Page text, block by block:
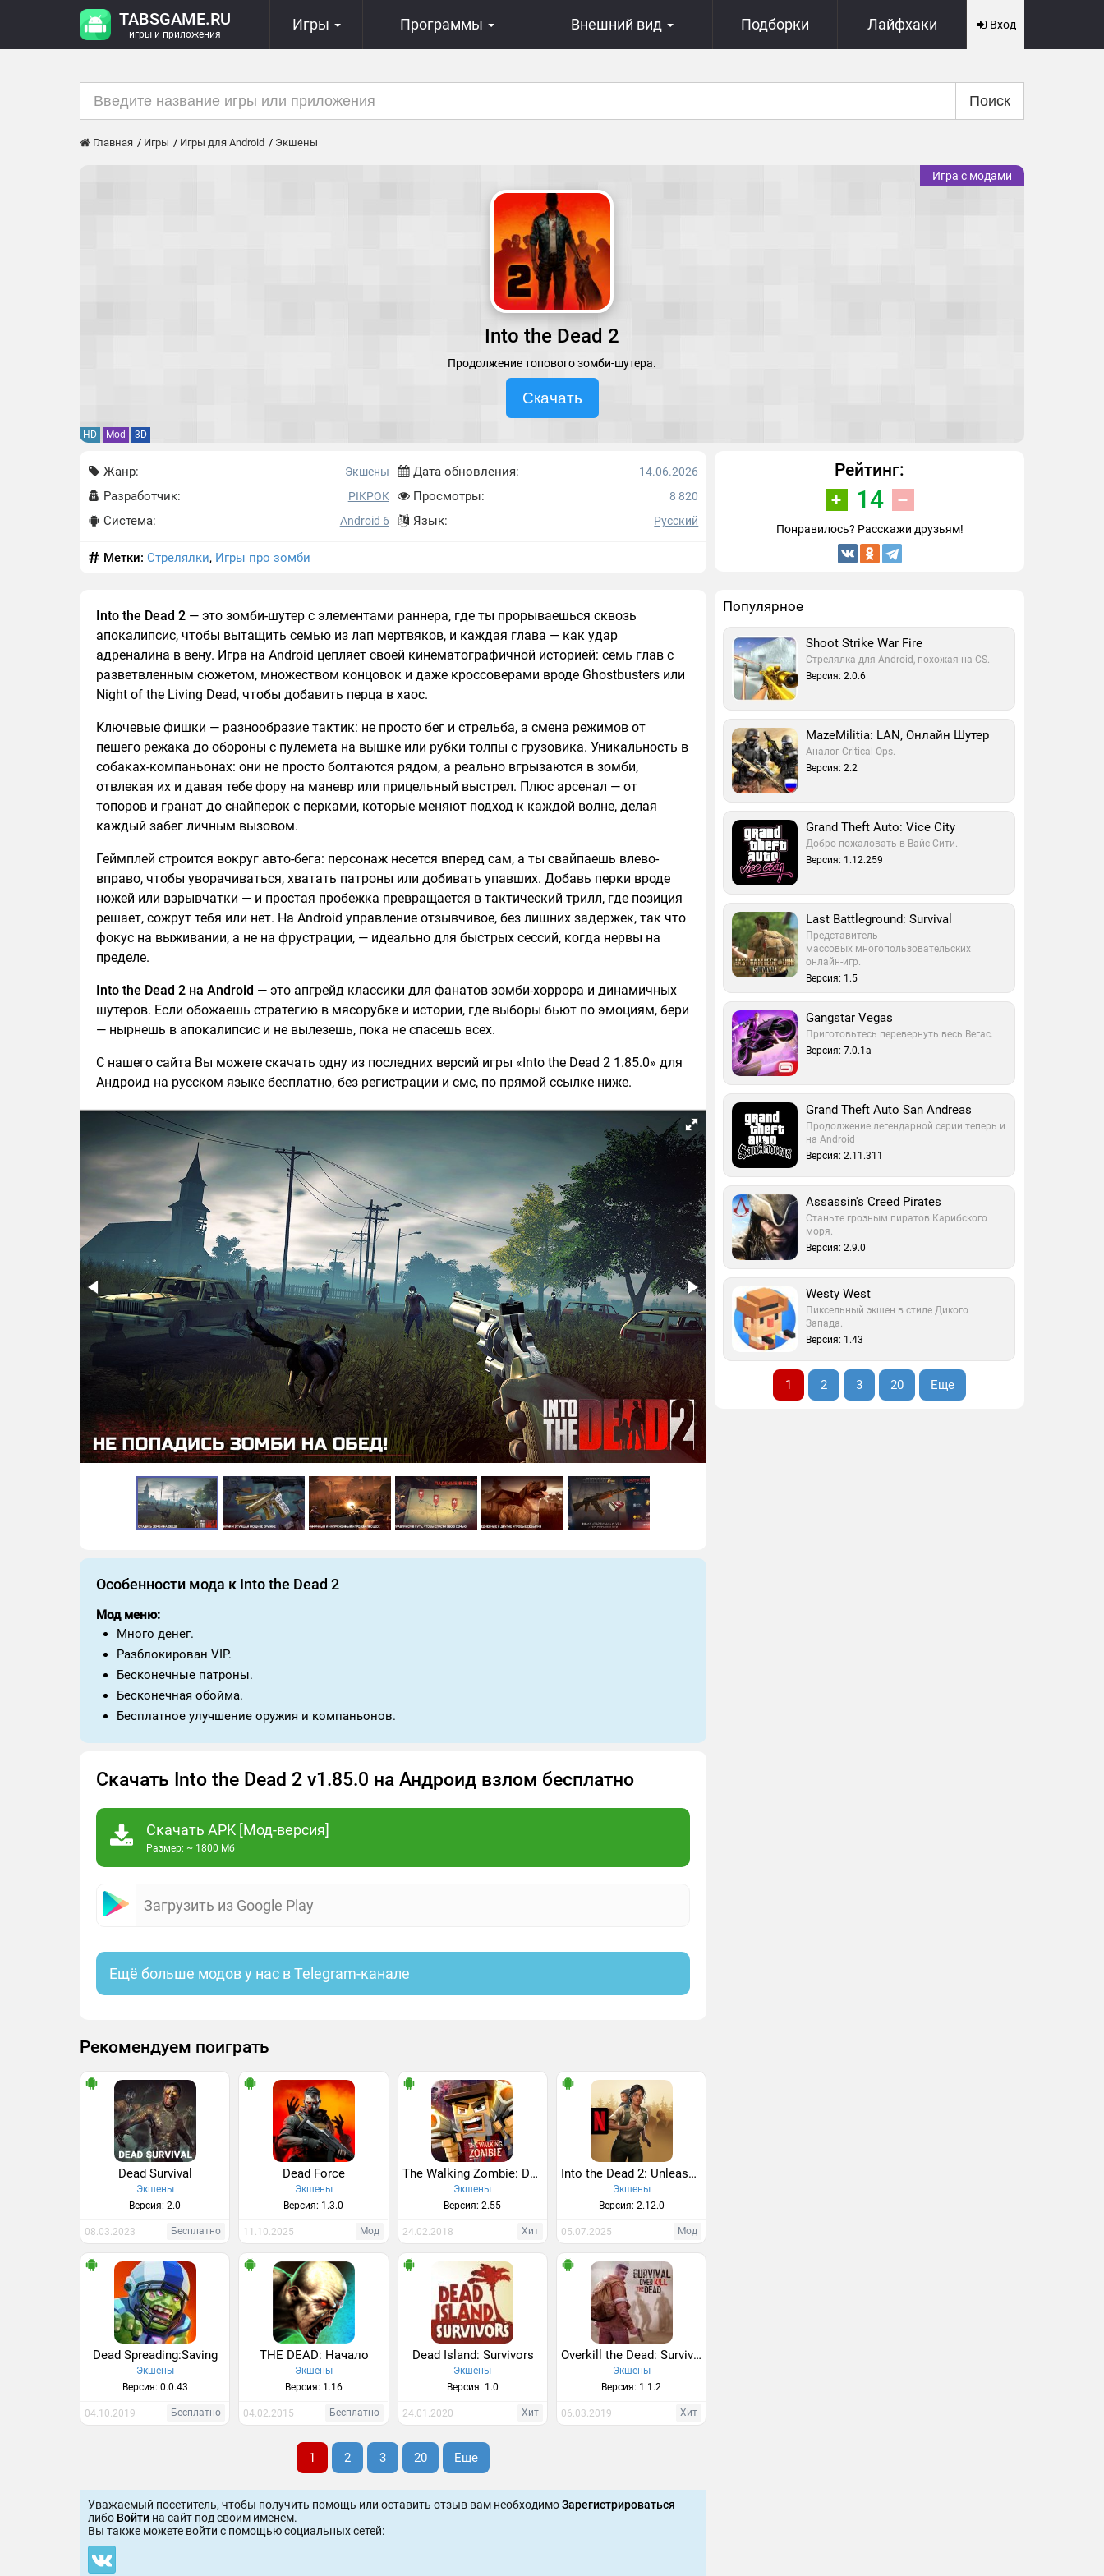
TABSGAME.RU
игры и приложения
Игры Программы Внешний вид Подборки Лайфхаки Вход
Поиск
Главная Игры Игры для Android Экшены
Игра с модами
Into the Dead 2
Продолжение топового зомби-шутера.
Скачать
HD Mod 3D
Жанр: Экшены
Разработчик: PIKPOK
Система: Android 6
Дата обновления: 14.06.2026
Просмотры: 8 820
Язык: Русский
Метки: Стрелялки, Игры про зомби
Рейтинг:
14
Понравилось? Расскажи друзьям!
Into the Dead 2 — это зомби-шутер с элементами раннера, где ты прорываешься сквозь
апокалипсис, чтобы вытащить семью из лап мертвяков, и каждая глава — как удар
адреналина в вену. Игра на Android цепляет своей кинематографичной историей: семь глав с
разветвленным сюжетом, множеством концовок и даже кроссоверами вроде Ghostbusters или
Night of the Living Dead, чтобы добавить перца в хаос.
Ключевые фишки — разнообразие тактик: не просто бег и стрельба, а смена режимов от
пешего режака до обороны с пулемета на вышке или рубки толпы с грузовика. Уникальность в
собаках-компаньонах: они не просто болтаются рядом, а реально вгрызаются в зомби,
отвлекая их и давая тебе фору на маневр или прицельный выстрел. Плюс арсенал — от
топоров и гранат до снайперок с перками, которые меняют подход к каждой волне, делая
каждый забег личным вызовом.
Геймплей строится вокруг авто-бега: персонаж несется вперед сам, а ты свайпаешь влево-
вправо, чтобы уворачиваться, хватать патроны или добивать упавших. Добавь перки вроде
ножей или взрывчатки — и простая пробежка превращается в тактический трилл, где позиция
решает, сожрут тебя или нет. На Android управление отзывчивое, без лишних задержек, так что
фокус на выживании, а не на фрустрации, — идеально для быстрых сессий, когда нервы на
пределе.
Into the Dead 2 на Android — это апгрейд классики для фанатов зомби-хоррора и динамичных
шутеров. Если обожаешь стратегию в мясорубке и истории, где выборы бьют по эмоциям, бери
— нырнешь в апокалипсис и не вылезешь, пока не спасешь всех.
С нашего сайта Вы можете скачать одну из последних версий игры «Into the Dead 2 1.85.0» для
Андроид на русском языке бесплатно, без регистрации и смс, по прямой ссылке ниже.
Особенности мода к Into the Dead 2
Мод меню:
Много денег.
Разблокирован VIP.
Бесконечные патроны.
Бесконечная обойма.
Бесплатное улучшение оружия и компаньонов.
Скачать Into the Dead 2 v1.85.0 на Андроид взлом бесплатно
Скачать APK [Мод-версия]
Размер: ~ 1800 Мб
Загрузить из Google Play
Ещё больше модов у нас в Telegram-канале
Рекомендуем поиграть
Dead Survival
Экшены
Версия: 2.0
08.03.2023 Бесплатно
Dead Force
Экшены
Версия: 1.3.0
11.10.2025 Мод
The Walking Zombie: Dead City
Экшены
Версия: 2.55
24.02.2018 Хит
Into the Dead 2: Unleashed
Экшены
Версия: 2.12.0
05.07.2025 Мод
Dead Spreading:Saving
Экшены
Версия: 0.0.43
04.10.2019 Бесплатно
THE DEAD: Начало
Экшены
Версия: 1.16
04.02.2015 Бесплатно
Dead Island: Survivors
Экшены
Версия: 1.0
24.01.2020 Хит
Overkill the Dead: Survival
Экшены
Версия: 1.1.2
06.03.2019 Хит
1 2 3 20 Еще
Уважаемый посетитель, чтобы получить помощь или оставить отзыв вам необходимоЗарегистрироваться
либо Войти на сайт под своим именем.
Вы также можете войти c помощью социальных сетей:
Популярное
Shoot Strike War Fire
Стрелялка для Android, похожая на CS.
Версия: 2.0.6
MazeMilitia: LAN, Онлайн Шутер
Аналог Critical Ops.
Версия: 2.2
Grand Theft Auto: Vice City
Добро пожаловать в Вайс-Сити.
Версия: 1.12.259
Last Battleground: Survival
Представитель
массовых многопользовательских
онлайн-игр.
Версия: 1.5
Gangstar Vegas
Приготовьтесь перевернуть весь Вегас.
Версия: 7.0.1a
Grand Theft Auto San Andreas
Продолжение легендарной серии теперь и
на Android
Версия: 2.11.311
Assassin's Creed Pirates
Станьте грозным пиратов Карибского
моря.
Версия: 2.9.0
Westy West
Пиксельный экшен в стиле Дикого
Запада.
Версия: 1.43
1 2 3 20 Еще